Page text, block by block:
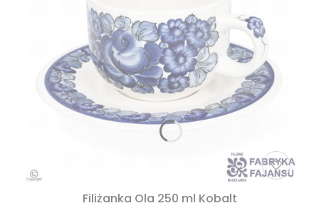
Filiżanka Ola 250 ml Kobalt